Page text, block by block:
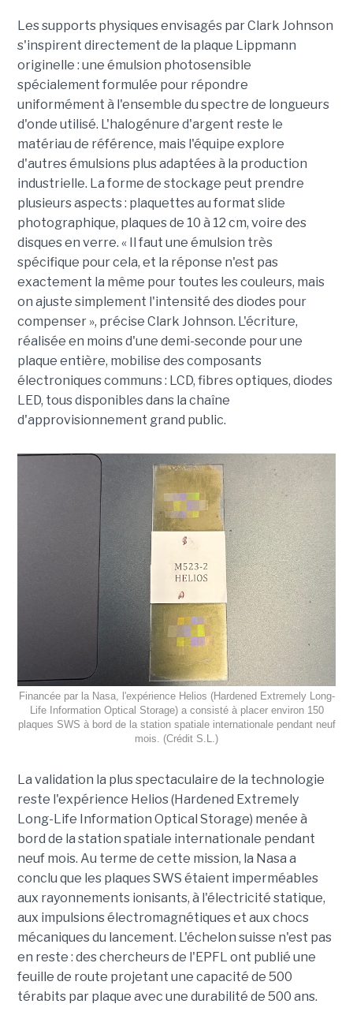
Les supports physiques envisagés par Clark Johnson
s'inspirent directement de la plaque Lippmann
originelle : une émulsion photosensible
spécialement formulée pour répondre
uniformément à l'ensemble du spectre de longueurs
d'onde utilisé. L'halogénure d'argent reste le
matériau de référence, mais l'équipe explore
d'autres émulsions plus adaptées à la production
industrielle. La forme de stockage peut prendre
plusieurs aspects : plaquettes au format slide
photographique, plaques de 10 à 12 cm, voire des
disques en verre. « Il faut une émulsion très
spécifique pour cela, et la réponse n'est pas
exactement la même pour toutes les couleurs, mais
on ajuste simplement l'intensité des diodes pour
compenser », précise Clark Johnson. L'écriture,
réalisée en moins d'une demi-seconde pour une
plaque entière, mobilise des composants
électroniques communs : LCD, fibres optiques, diodes
LED, tous disponibles dans la chaîne
d'approvisionnement grand public.
Financée par la Nasa, l'expérience Helios (Hardened Extremely Long-
Life Information Optical Storage) a consisté à placer environ 150
plaques SWS à bord de la station spatiale internationale pendant neuf
mois. (Crédit S.L.)
La validation la plus spectaculaire de la technologie
reste l'expérience Helios (Hardened Extremely
Long-Life Information Optical Storage) menée à
bord de la station spatiale internationale pendant
neuf mois. Au terme de cette mission, la Nasa a
conclu que les plaques SWS étaient imperméables
aux rayonnements ionisants, à l'électricité statique,
aux impulsions électromagnétiques et aux chocs
mécaniques du lancement. L'échelon suisse n'est pas
en reste : des chercheurs de l'EPFL ont publié une
feuille de route projetant une capacité de 500
térabits par plaque avec une durabilité de 500 ans.